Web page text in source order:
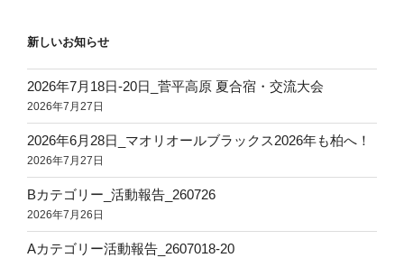
新しいお知らせ
2026年7月18日‐20日_菅平高原 夏合宿・交流大会
2026年7月27日
2026年6月28日_マオリオールブラックス2026年も柏へ！
2026年7月27日
Bカテゴリー_活動報告_260726
2026年7月26日
Aカテゴリー活動報告_2607018-20